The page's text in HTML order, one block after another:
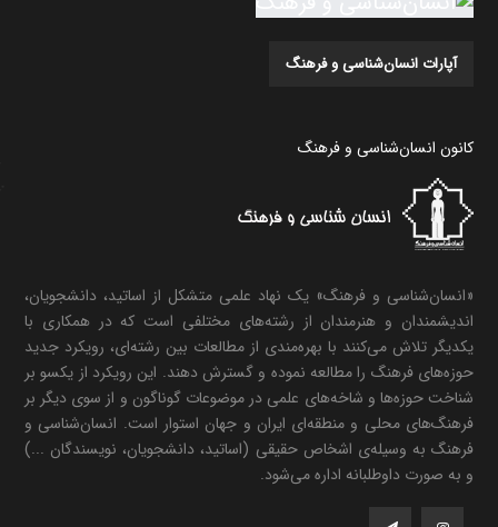
آپارات انسان‌شناسی و فرهنگ
کانون انسان‌شناسی و فرهنگ
«انسان‌شناسی و فرهنگ» یک نهاد علمی متشکل از اساتید، دانشجویان،
اندیشمندان و هنرمندان از رشته‌های مختلفی است که در همکاری با
یکدیگر تلاش می‌کنند با بهره‌مندی از مطالعات بین رشته‌ای، رویکرد جدید
حوزه‌های فرهنگ را مطالعه نموده و گسترش دهند. این رویکرد از یکسو بر
شناخت حوزه‌ها و شاخه‌های علمی در موضوعات گوناگون و از سوی دیگر بر
فرهنگ‌های محلی و منطقه‌ای ایران و جهان استوار است. انسان‌شناسی و
فرهنگ به وسیله‌ی اشخاص حقیقی (اساتید، دانشجویان، نویسندگان ...)
و به صورت داوطلبانه اداره می‌شود.